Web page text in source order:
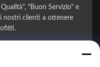
"Buon Servizio" e
nostri clienti a ottenere